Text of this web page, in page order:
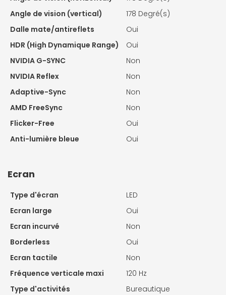
Angle de vision (vertical)
178 Degré(s)
Dalle mate/antireflets
Oui
HDR (High Dynamique Range)
Oui
NVIDIA G-SYNC
Non
NVIDIA Reflex
Non
Adaptive-Sync
Non
AMD FreeSync
Non
Flicker-Free
Oui
Anti-lumière bleue
Oui
Ecran
Type d'écran
LED
Ecran large
Oui
Ecran incurvé
Non
Borderless
Oui
Ecran tactile
Non
Fréquence verticale maxi
120 Hz
Type d'activités
Bureautique